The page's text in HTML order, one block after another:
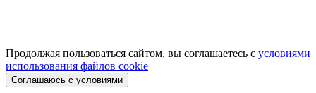
Продолжая пользоваться сайтом, вы соглашаетесь с условиями
использования файлов cookie
Соглашаюсь с условиями